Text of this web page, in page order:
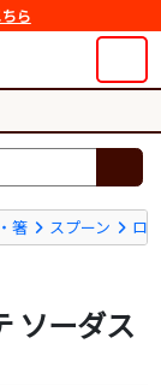
ら
箸 スプーン ロ
ソーダス